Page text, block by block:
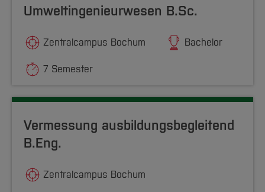
Umweltingenieurwesen B.Sc.
Zentralcampus Bochum Bachelor
7 Semester
Vermessung ausbildungsbegleitend
B.Eng.
Zentralcampus Bochum